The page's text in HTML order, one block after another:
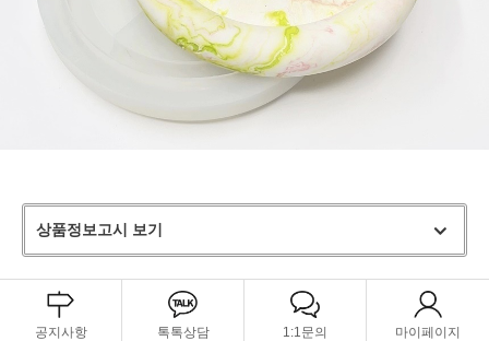
상품정보고시 보기
공지사항 톡톡상담 1:1문의 마이페이지